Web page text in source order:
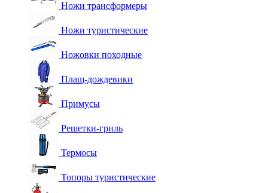
Ножи трансформеры
Ножи туристические
Ножовки походные
Плащ-дождевики
Примусы
Решетки-гриль
Термосы
Топоры туристические